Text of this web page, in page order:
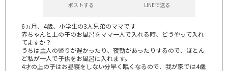
ポストする LINEで送る
6ヵ月、4歳、小学生の3人兄弟のママです
赤ちゃんと上の子のお風呂をママ一人で入れる時、どうやって入れ
てますか？
うちは主人の帰りが遅かったり、夜勤があったりするので、ほとん
ど私が一人で子供をお風呂に入れます。
4才の上の子はお昼寝をしない分早く眠くなるので、我が家では4歳